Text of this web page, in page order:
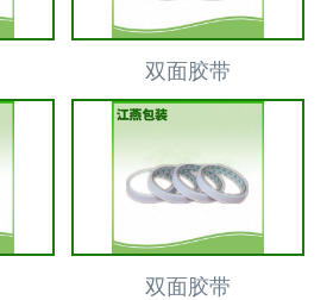
双面胶带
双面胶带